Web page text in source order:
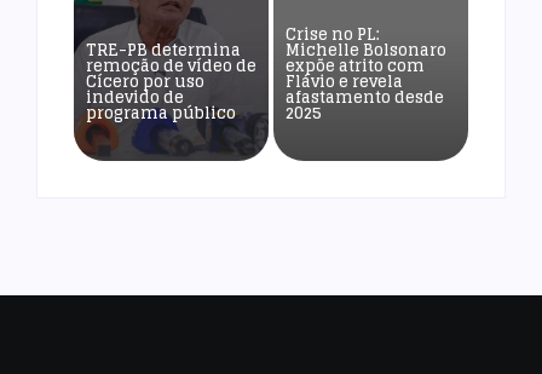
TRE-PB determina
remoção de vídeo de
Cícero por uso
indevido de
programa público
Crise no PL:
Michelle Bolsonaro
expõe atrito com
Flávio e revela
afastamento desde
2025